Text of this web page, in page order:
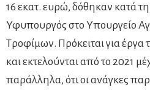
16 εκατ. ευρώ, δόθηκαν κατά
Υφυπουργός στο Υπουργείο
Τροφίμων. Πρόκειται για
και εκτελούνται από το 2021
παράλληλα, ότι οι ανάγκες